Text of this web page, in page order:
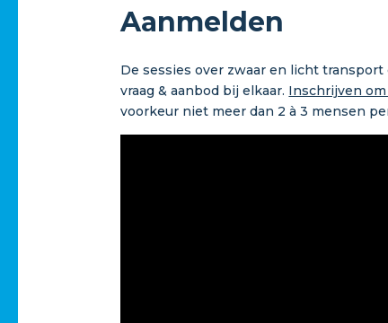
Aanmelden
De sessies over zwaar en licht
vraag & aanbod bij elkaar. Inschrijven om
voorkeur niet meer dan 2 à 3 mensen